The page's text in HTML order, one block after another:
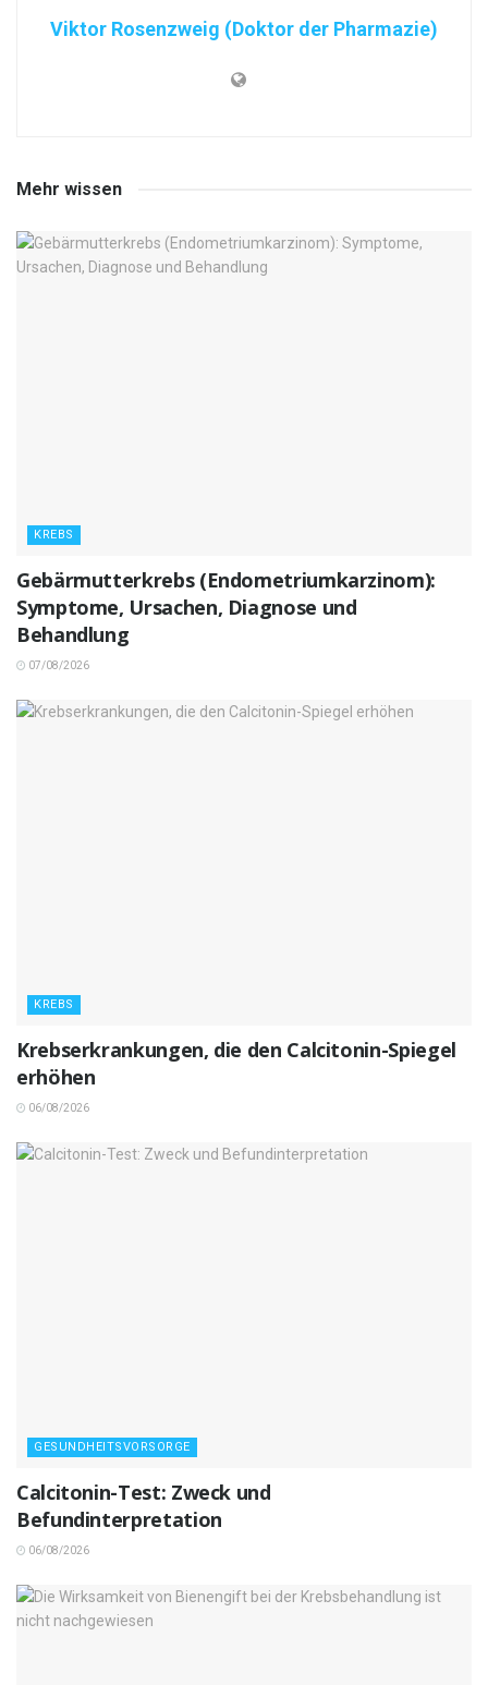
Viktor Rosenzweig (Doktor der Pharmazie)
Mehr wissen
KREBS
Gebärmutterkrebs (Endometriumkarzinom):
Symptome, Ursachen, Diagnose und
Behandlung
07/08/2026
KREBS
Krebserkrankungen, die den Calcitonin-Spiegel
erhöhen
06/08/2026
GESUNDHEITSVORSORGE
Calcitonin-Test: Zweck und
Befundinterpretation
06/08/2026